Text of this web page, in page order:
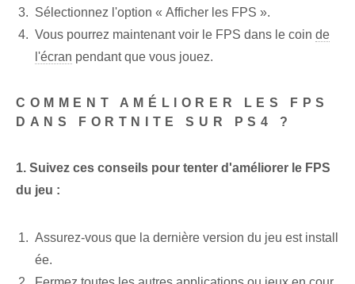
Sélectionnez l'option « Afficher les FPS ».
Vous pourrez maintenant voir le FPS dans le coin de
l'écran pendant que vous jouez.
COMMENT AMÉLIORER LES FPS
DANS FORTNITE SUR PS4 ?
1. Suivez ces conseils pour tenter d'améliorer le FPS
du jeu :
Assurez-vous que la dernière version du jeu est install
ée.